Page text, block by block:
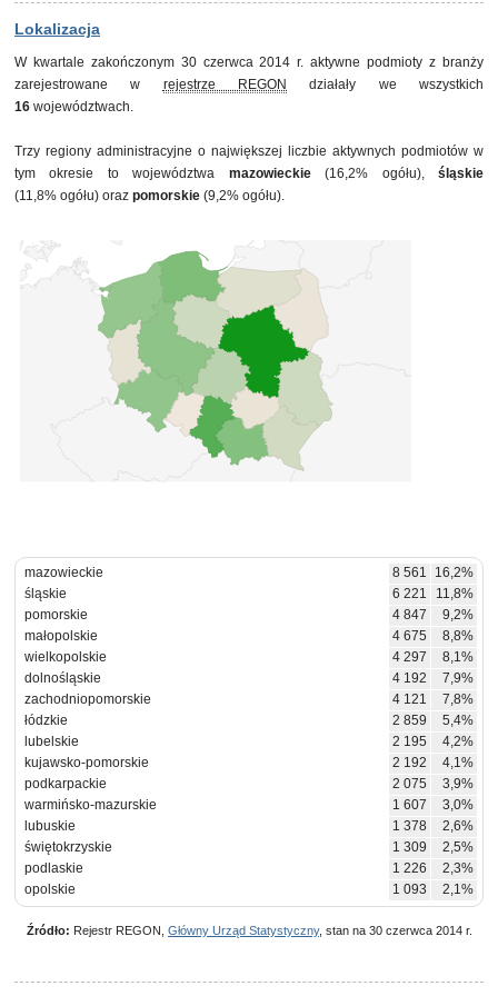
30 czerwca 2013
51 650
30 września 2013
31 marca 2014
49 951
30 czerwca 2014
52 848
Lokalizacja
W kwartale zakończonym 30 czerwca 2014 r. aktywne podmioty z branży
zarejestrowane w rejestrze REGON
działały we wszystkich
16 województwach.
Trzy regiony administracyjne o największej liczbie aktywnych podmiotów w
tym okresie to województwa mazowieckie(16,2% ogółu),śląskie
(11,8% ogółu) oraz pomorskie (9,2% ogółu).
mazowieckie 8 561
16,2%
śląskie
6 221
11,8%
pomorskie
4 847
9,2%
małopolskie
4 675
8,8%
wielkopolskie
4 297
8,1%
dolnośląskie
4 192
7,9%
zachodniopomorskie
4 121
7,8%
łódzkie
2 859
5,4%
lubelskie
2 195
4,2%
kujawsko-pomorskie
2 192
4,1%
podkarpackie
2 075
3,9%
warmińsko-mazurskie
1 607
3,0%
lubuskie
1 378
2,6%
świętokrzyskie
1 309
2,5%
podlaskie
1 226
2,3%
opolskie
1 093 2,1%
Źródło: Rejestr REGON, Główny Urząd Statystyczny, stan na 30 czerwca 2014 r.